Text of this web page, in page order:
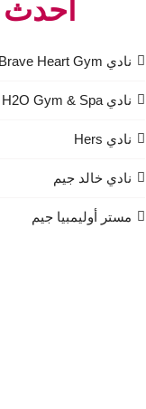
أحدث
نادي Brave Heart Gym
نادي H2O Gym & Spa
نادي Hers
نادي خالد جيم
مستر أوليمبيا جيم